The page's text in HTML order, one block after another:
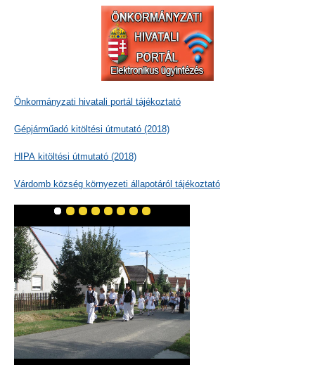
Önkormányzati hivatali portál tájékoztató
Gépjárműadó kitöltési útmutató (2018)
HIPA kitöltési útmutató (2018)
Várdomb község környezeti állapotáról tájékoztató